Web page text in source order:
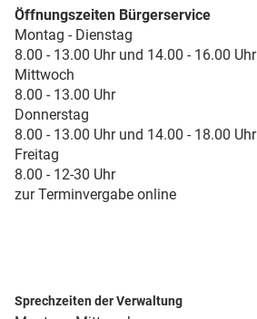
Öffnungszeiten Bürgerservice
Montag - Dienstag
8.00 - 13.00 Uhr und 14.00 - 16.00 Uhr
Mittwoch
8.00 - 13.00 Uhr
Donnerstag
8.00 - 13.00 Uhr und 14.00 - 18.00 Uhr
Freitag
8.00 - 12-30 Uhr
zur Terminvergabe online
Sprechzeiten der Verwaltung